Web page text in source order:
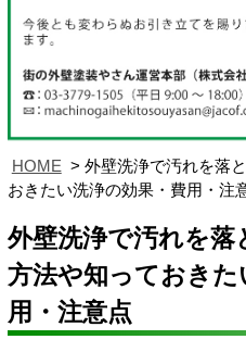
HOME
外壁洗浄で汚れを落
おきたい洗浄の効果・費用・注
外壁洗浄で汚れを落
方法や知っておき
用・注意点